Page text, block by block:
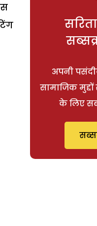
अपनी
सामाजिक
के लिए